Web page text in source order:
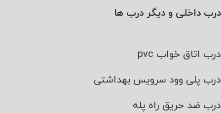
درب داخلی و دیگر درب ها
درب اتاق خواب pvc
درب پلی وود سرویس بهداشتی
درب ضد حریق راه پله